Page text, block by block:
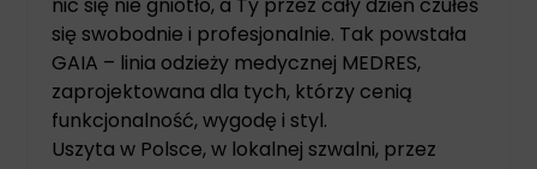
się swobodnie i profesjonalnie. Tak powstała
GAIA – linia odzieży medycznej MEDRES,
zaprojektowana dla tych, którzy cenią
funkcjonalność, wygodę i styl.
Uszyta w Polsce, w lokalnej szwalni, przez